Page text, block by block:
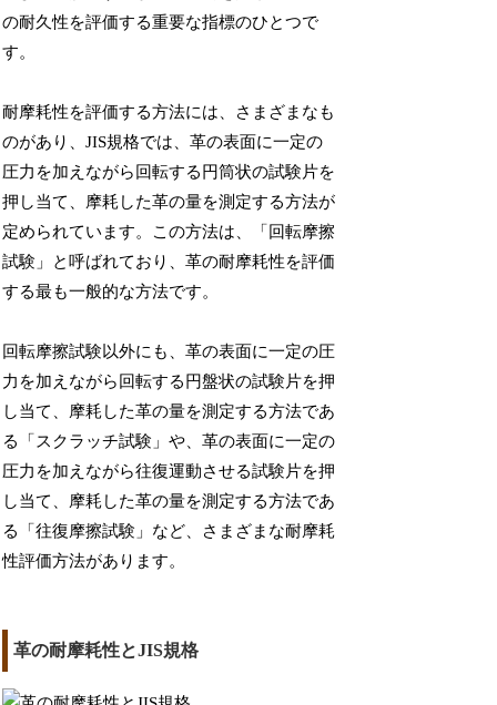
の耐久性を評価する重要な指標のひとつで
す。
耐摩耗性を評価する方法には、さまざまなも
のがあり、JIS規格では、革の表面に一定の
圧力を加えながら回転する円筒状の試験片を
押し当て、摩耗した革の量を測定する方法が
定められています。この方法は、「回転摩擦
試験」と呼ばれており、革の耐摩耗性を評価
する最も一般的な方法です。
回転摩擦試験以外にも、革の表面に一定の圧
力を加えながら回転する円盤状の試験片を押
し当て、摩耗した革の量を測定する方法であ
る「スクラッチ試験」や、革の表面に一定の
圧力を加えながら往復運動させる試験片を押
し当て、摩耗した革の量を測定する方法であ
る「往復摩擦試験」など、さまざまな耐摩耗
性評価方法があります。
革の耐摩耗性とJIS規格